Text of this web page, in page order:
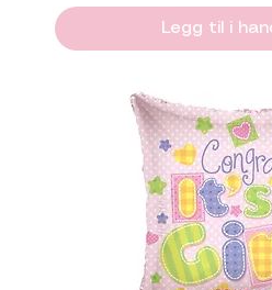
Legg til i